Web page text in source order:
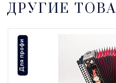
ДРУГИЕ
Для профи